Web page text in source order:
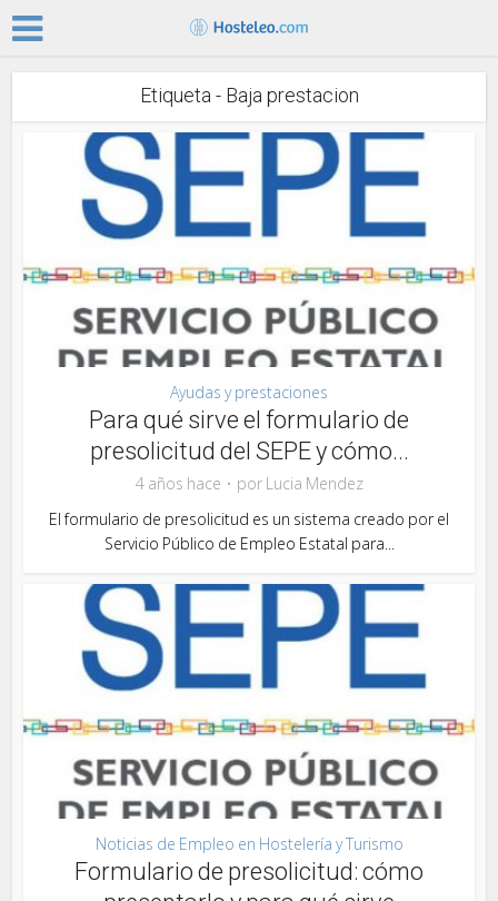
Etiqueta - Baja prestacion
Ayudas y prestaciones
Para qué sirve el formulario de
presolicitud del SEPE y cómo...
4 años hace por Lucia Mendez
El formulario de presolicitud es un sistema creado por el
Servicio Público de Empleo Estatal para...
Noticias de Empleo en Hostelería y Turismo
Formulario de presolicitud: cómo